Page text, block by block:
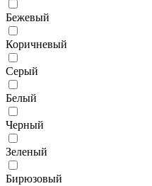
Бежевый
Коричневый
Серый
Белый
Черный
Зеленый
Бирюзовый